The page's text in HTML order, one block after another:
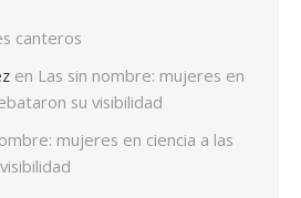
canteros
en Las sin nombre: mujeres en
su visibilidad
mujeres en ciencia a las